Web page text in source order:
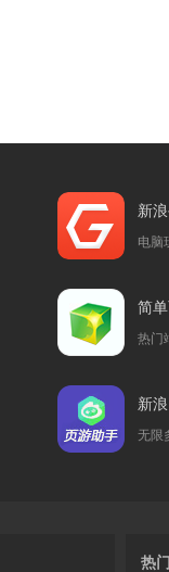
新
电脑
简
热门
新
无限
热